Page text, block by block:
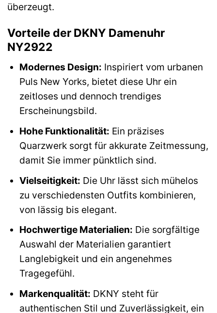
überzeugt.
Vorteile der DKNY Damenuhr
NY2922
Modernes Design: Inspiriert vom urbanen
Puls New Yorks, bietet diese Uhr ein
zeitloses und dennoch trendiges
Erscheinungsbild.
Hohe Funktionalität: Ein präzises
Quarzwerk sorgt für akkurate Zeitmessung,
damit Sie immer pünktlich sind.
Vielseitigkeit: Die Uhr lässt sich mühelos
zu verschiedensten Outfits kombinieren,
von lässig bis elegant.
Hochwertige Materialien: Die sorgfältige
Auswahl der Materialien garantiert
Langlebigkeit und ein angenehmes
Tragegefühl.
Markenqualität: DKNY steht für
authentischen Stil und Zuverlässigkeit, ein